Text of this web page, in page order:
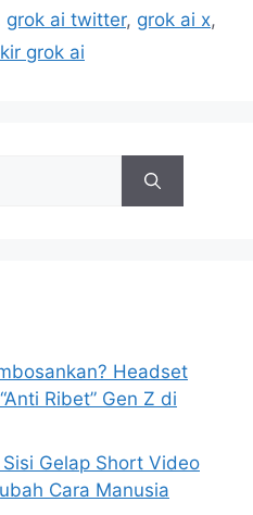
grok ai twitter, grok ai x,
grok ai
Headset
Ribet” Gen Z di
Sisi Gelap Short Video
Cara Manusia